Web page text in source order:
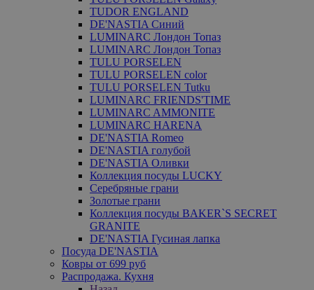
TUDOR ENGLAND
DE'NASTIA Синий
LUMINARC Лондон Топаз
LUMINARC Лондон Топаз
TULU PORSELEN
TULU PORSELEN color
TULU PORSELEN Tutku
LUMINARC FRIENDS'TIME
LUMINARC AMMONITE
LUMINARC HARENA
DE'NASTIA Romeo
DE'NASTIA голубой
DE'NASTIA Оливки
Коллекция посуды LUCKY
Серебряные грани
Золотые грани
Коллекция посуды BAKER`S SECRET
GRANITE
DE'NASTIA Гусиная лапка
Посуда DE'NASTIA
Ковры от 699 руб
Распродажа. Кухня